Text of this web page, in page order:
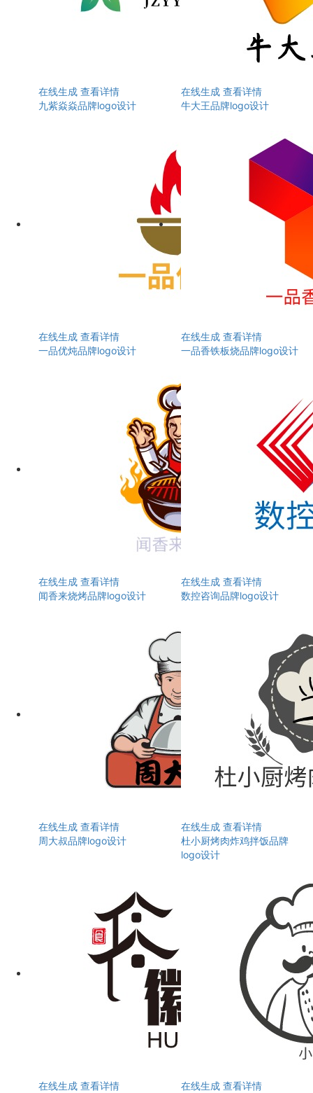
在线生成 查看详情
九紫焱焱品牌logo设计
在线生成 查看详情
牛大王品牌logo设计
在线生成 查看详情
一品优炖品牌logo设计
在线生成 查看详情
一品香铁板烧品牌logo设计
在线生成 查看详情
闻香来烧烤品牌logo设计
在线生成 查看详情
数控咨询品牌logo设计
在线生成 查看详情
周大叔品牌logo设计
在线生成 查看详情
杜小厨烤肉炸鸡拌饭品牌
logo设计
在线生成 查看详情
在线生成 查看详情